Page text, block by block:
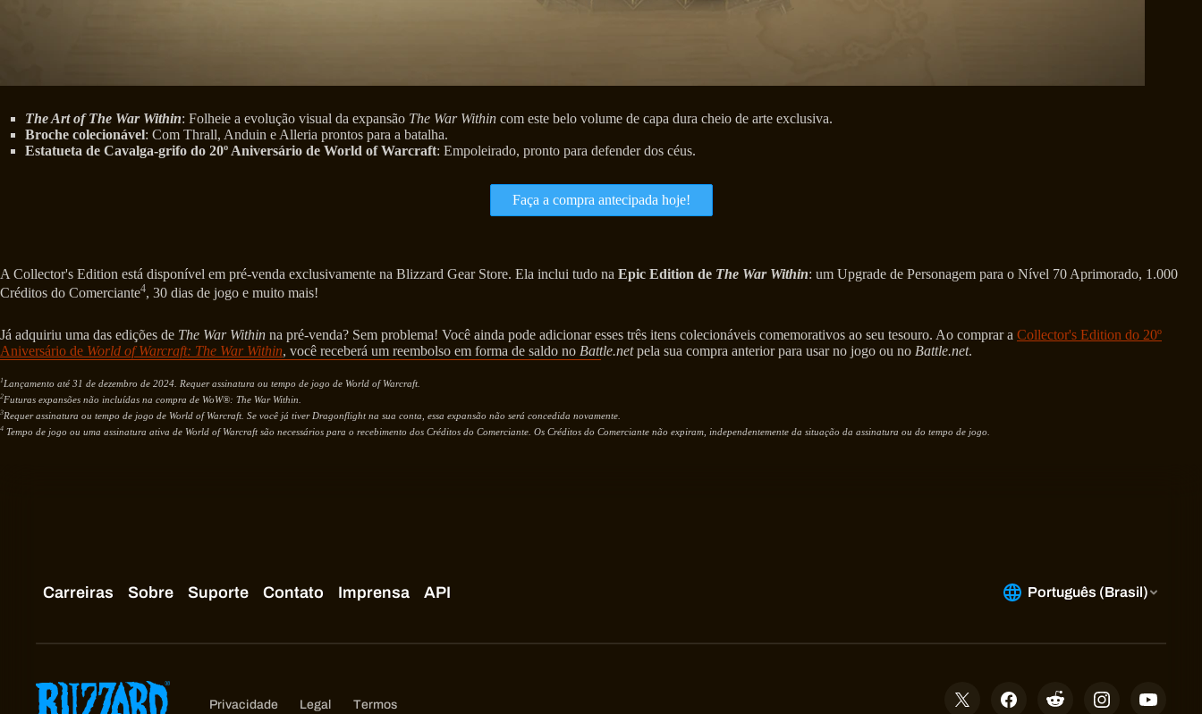
The Art of The War Within: Folheie a evolução visual da expansão The War Within com este belo volume de capa dura cheio de arte exclusiva.
Broche colecionável: Com Thrall, Anduin e Alleria prontos para a batalha.
Estatueta de Cavalga-grifo do 20º Aniversário de World of Warcraft: Empoleirado, pronto para defender dos céus.
Faça a compra antecipada hoje!
A Collector's Edition está disponível em pré-venda exclusivamente na Blizzard Gear Store. Ela inclui tudo na Epic Edition de The War Within: um Upgrade de Personagem para o Nível 70 Aprimorado, 1.000
Créditos do Comerciante4, 30 dias de jogo e muito mais!
Já adquiriu uma das edições de The War Within na pré-venda? Sem problema! Você ainda pode adicionar esses três itens colecionáveis comemorativos ao seu tesouro. Ao comprar a Collector's Edition do 20º
Aniversário de World of Warcraft: The War Within, você receberá um reembolso em forma de saldo no Battle.netpela sua compra anterior para usar no jogo ou no Battle.net.
1 Lançamento até 31 de dezembro de 2024. Requer assinatura ou tempo de jogo de World of Warcraft.
2Futuras expansões não incluídas na compra de WoW®: The War Within.
3Requer assinatura ou tempo de jogo de World of Warcraft. Se você já tiver Dragonflight na sua conta, essa expansão não será concedida novamente.
4 Tempo de jogo ou uma assinatura ativa de World of Warcraft são necessários para o recebimento dos Créditos do Comerciante. Os Créditos do Comerciante não expiram, independentemente da situação da assinatura ou do tempo de jogo.